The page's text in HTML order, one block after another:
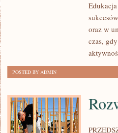
METODYKA
oraz w
czas,
POSTED BY ADMIN